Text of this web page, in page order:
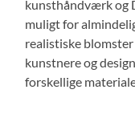
kunsthåndværk og
muligt for
realistiske
kunstnere og
forskellige